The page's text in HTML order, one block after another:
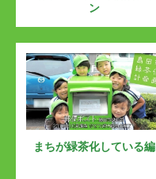
ン
まちが緑茶化している編